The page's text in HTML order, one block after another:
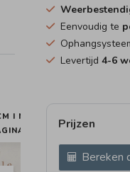
I MET
Eenvoudig te
Levertijd 4-6
Prijzen
Bereken